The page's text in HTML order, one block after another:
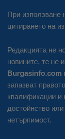
При използване
цитирането на
Редакцията не
новините, те не
Burgasinfo.com
запазват
квалификации и
достойнство
нетърпимост.